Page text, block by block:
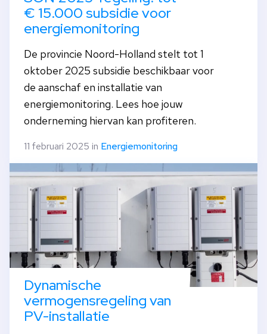
€ 15.000 subsidie voor
energiemonitoring
De provincie Noord-Holland stelt tot 1
oktober 2025 subsidie beschikbaar voor
de aanschaf en installatie van
energiemonitoring. Lees hoe jouw
onderneming hiervan kan profiteren.
11 februari 2025 in Energiemonitoring
Dynamische
vermogensregeling van
PV-installatie